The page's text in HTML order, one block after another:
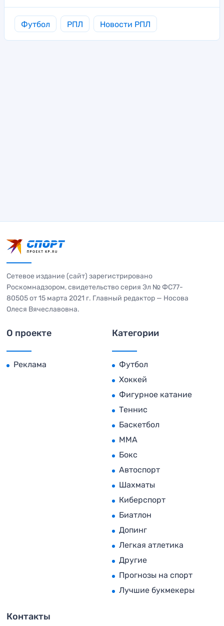
Футбол РПЛ Новости РПЛ
Сетевое издание (сайт) зарегистрировано
Роскомнадзором, свидетельство серия Эл № ФС77-
80505 от 15 марта 2021 г. Главный редактор — Носова
Олеся Вячеславовна.
О проекте
Реклама
Категории
Футбол
Хоккей
Фигурное катание
Теннис
Баскетбол
MMA
Бокс
Автоспорт
Шахматы
Киберспорт
Биатлон
Допинг
Легкая атлетика
Другие
Прогнозы на спорт
Лучшие букмекеры
Контакты